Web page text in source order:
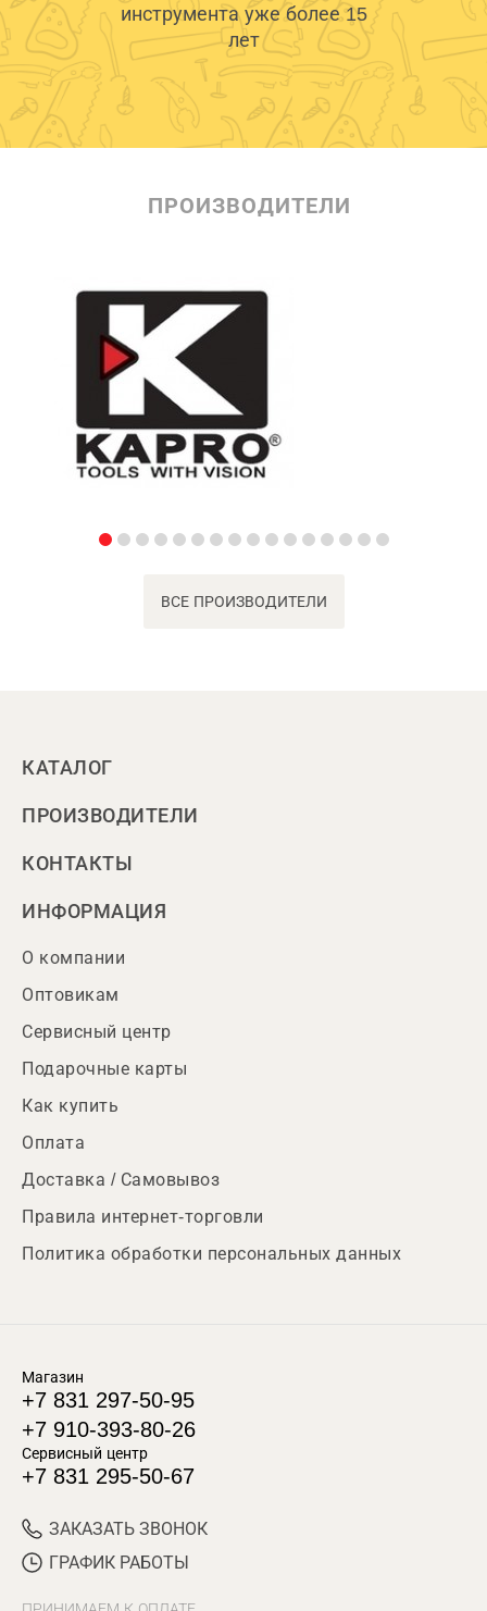
инструмента уже более 15
лет
ПРОИЗВОДИТЕЛИ
ВСЕ ПРОИЗВОДИТЕЛИ
КАТАЛОГ
ПРОИЗВОДИТЕЛИ
КОНТАКТЫ
ИНФОРМАЦИЯ
О компании
Оптовикам
Сервисный центр
Подарочные карты
Как купить
Оплата
Доставка / Самовывоз
Правила интернет-торговли
Политика обработки персональных данных
Магазин
+7 831 297-50-95
+7 910-393-80-26
Сервисный центр
+7 831 295-50-67
ЗАКАЗАТЬ ЗВОНОК
ГРАФИК РАБОТЫ